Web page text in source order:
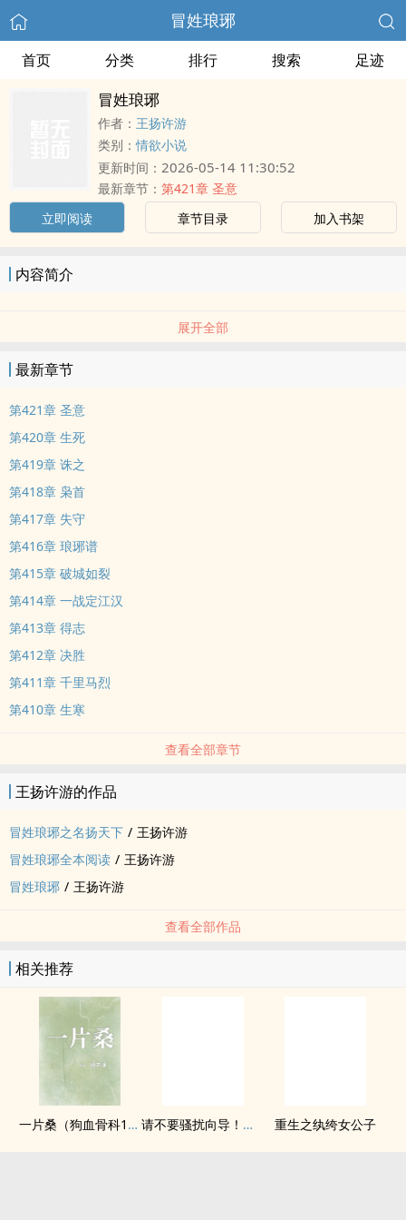
冒姓琅琊
首页 分类 排行 搜索 足迹
冒姓琅琊
作者： 王扬许游
类别：情欲小说
更新时间： 2026-05-14 11:30:52
最新章节： 第421章 圣意
立即阅读
章节目录 加入书架
内容简介
展开全部
最新章节
第421章 圣意
第420章 生死
第419章 诛之
第418章 枭首
第417章 失守
第416章 琅琊谱
第415章 破城如裂
第414章 一战定江汉
第413章 得志
第412章 决胜
第411章 千里马烈
第410章 生寒
查看全部章节
王扬许游的作品
冒姓琅琊之名扬天下 / 王扬许游
冒姓琅琊全本阅读 / 王扬许游
冒姓琅琊 / 王扬许游
查看全部作品
相关推荐
一片桑（狗血骨科1v1） 请不要骚扰向导！（哨向NPH） 重生之纨绔女公子